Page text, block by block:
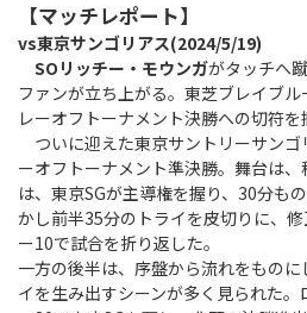
【マッチレポート】
vs東京サンゴリアス(2024/5/19)
SOリッチー・モウンガがタッチへ
ファンが立ち上がる。東芝ブレイブ
レーオフトーナメント決勝への切符を
ついに迎えた東京サントリーサンゴ
ーオフトーナメント準決勝。舞台は
は、東京SGが主導権を握り、30分も
かし前半35分のトライを皮切りに、
ー10で試合を折り返した。
一方の後半は、序盤から流れをもの
イを生み出すシーンが多く見られた